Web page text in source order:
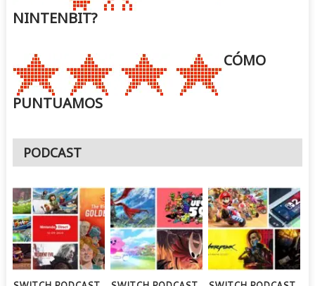
NINTENBIT?
CÓMO
PUNTUAMOS
PODCAST